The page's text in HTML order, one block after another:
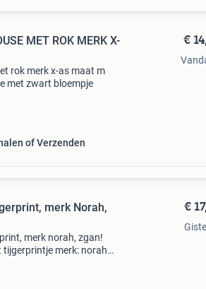
MET ROK MERK X-
rok merk x-as maat m
met zwart bloempje
of Verzenden
€
merk Norah,
merk norah, zgan!
merk: norah
€